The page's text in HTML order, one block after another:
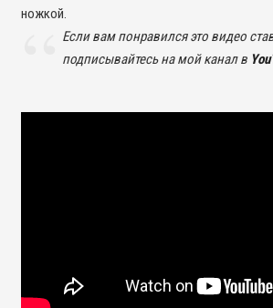
ножкой.
Если вам понравился это видео
подписывайтесь на мой канал в